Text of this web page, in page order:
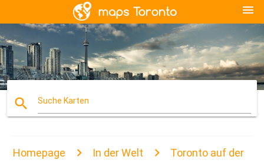
menu
search Suche Karten
Homepage In der Welt Toronto auf der